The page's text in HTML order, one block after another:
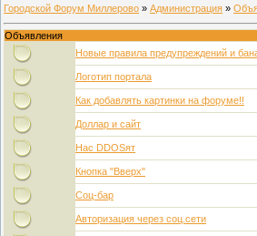
Городской Форум Миллерово » Администрация »
Объявления
Новые правила предупреждений и
Логотип портала
Как добавлять картинки на форуме!!
Доллар и сайт
Нас DDOSят
Кнопка "Вверх"
Соц-бар
Авторизация через соц.сети